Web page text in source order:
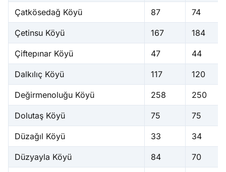
Çatkösedağ Köyü 87 74
Çetinsu Köyü 167 184
Çiftepınar Köyü 47 44
Dalkılıç Köyü 117 120
Değirmenoluğu Köyü 258 250
Dolutaş Köyü 75 75
Düzağıl Köyü 33 34
Düzyayla Köyü 84 70